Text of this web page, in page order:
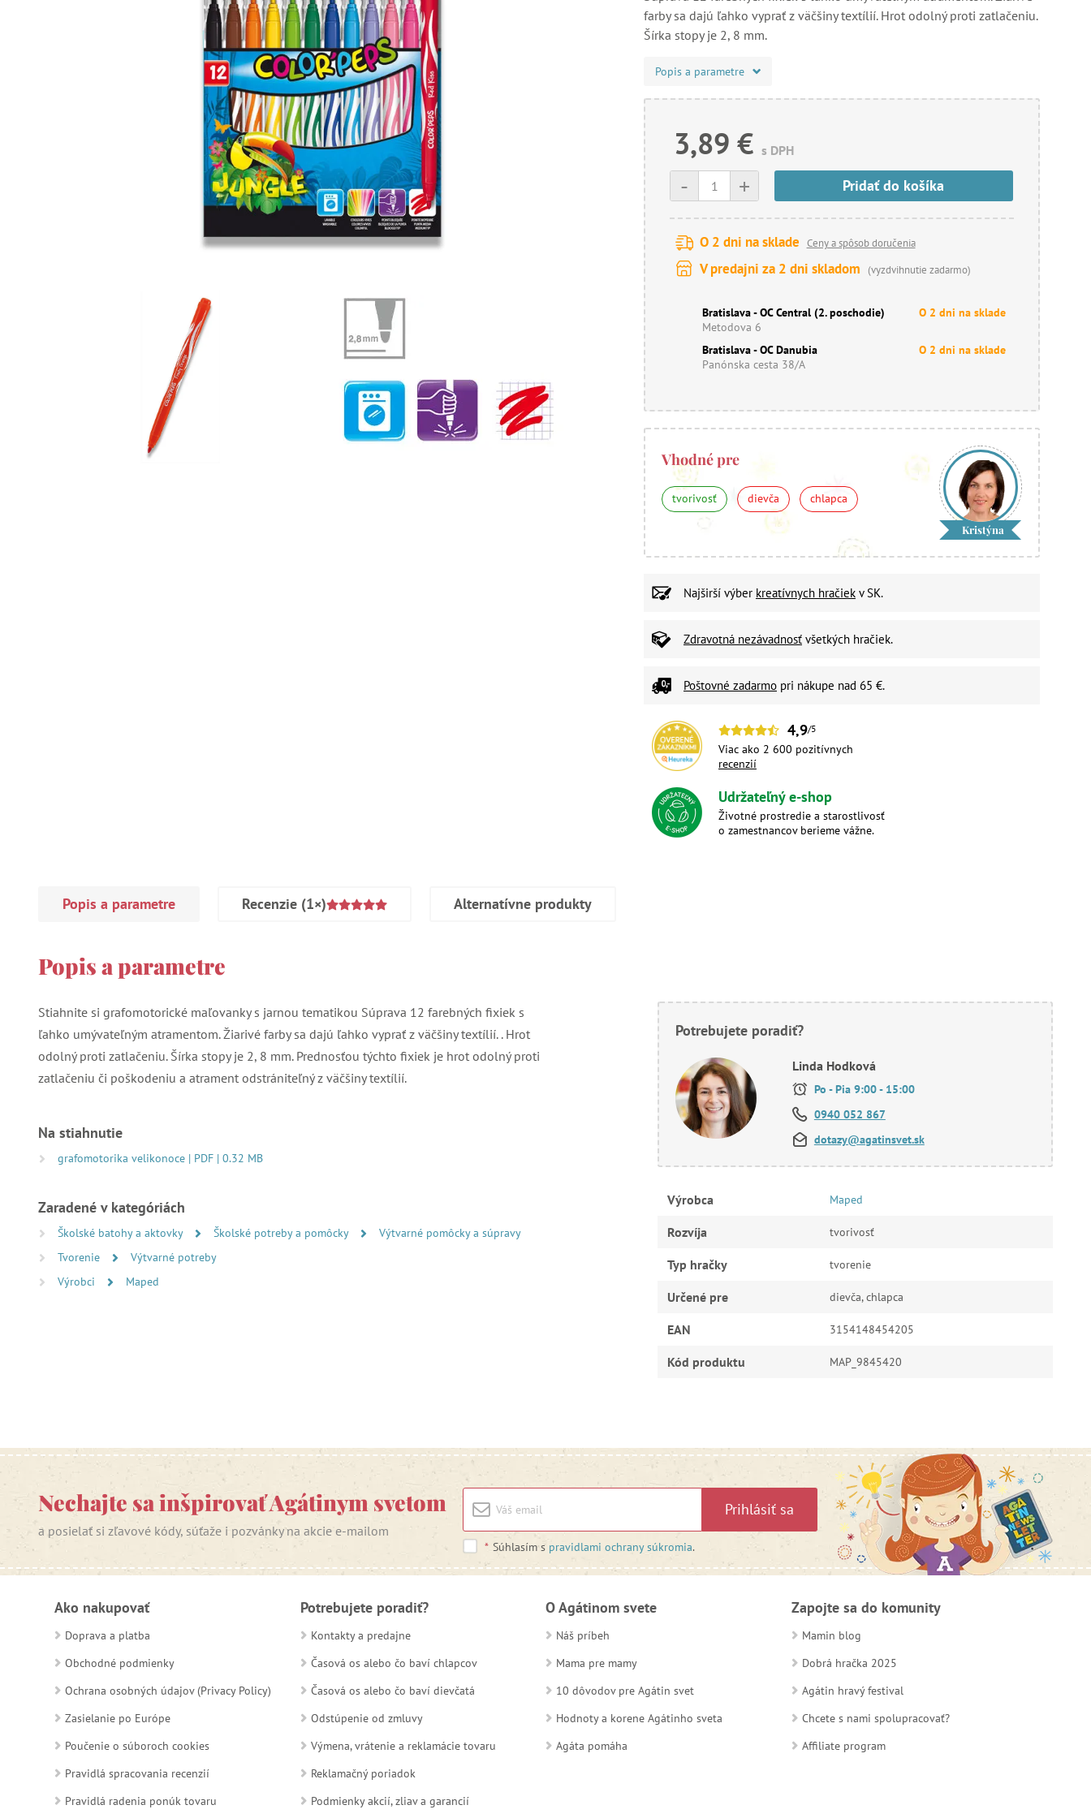
farby sa dajú ľahko vyprať z väčšiny textílií. Hrot odolný proti zatlačeniu.
Šírka stopy je 2, 8 mm.
Popis a parametre
3,89 € s DPH
+
- Pridať do košíka
O 2 dni na sklade Ceny a spôsob doručenia
V predajni za 2 dni skladom (vyzdvihnutie zadarmo)
Bratislava - OC Central (2. poschodie)
Metodova 6
O 2 dni na sklade
Bratislava - OC Danubia
Panónska cesta 38/A
O 2 dni na sklade
Vhodné pre
tvorivosť dievča chlapca
Kristýna
Najširší výber kreatívnych hračiek v SK.
Zdravotná nezávadnosť všetkých hračiek.
Poštovné zadarmo pri nákupe nad 65 €.
4,9/5
Viac ako 2 600 pozitívnych
recenzií
Udržateľný e-shop
Životné prostredie a starostlivosť
o zamestnancov berieme vážne.
Popis a parametre Recenzie (1×) Alternatívne produkty
Popis a parametre
Stiahnite si grafomotorické maľovanky s jarnou tematikou Súprava 12 farebných fixiek s
ľahko umývateľným atramentom. Žiarivé farby sa dajú ľahko vyprať z väčšiny textílií. . Hrot
odolný proti zatlačeniu. Šírka stopy je 2, 8 mm. Prednosťou týchto fixiek je hrot odolný proti
zatlačeniu či poškodeniu a atrament odstrániteľný z väčšiny textílií.
Na stiahnutie
grafomotorika velikonoce | PDF | 0.32 MB
Zaradené v kategóriách
Školské batohy a aktovky Školské potreby a pomôcky
Výtvarné pomôcky a súpravy
Tvorenie
Výtvarné potreby
Výrobci
Maped
Potrebujete poradiť?
Linda Hodková
Po - Pia 9:00 - 15:00
0940 052 867
dotazy@agatinsvet.sk
Výrobca Maped
Rozvíja tvorivosť
Typ hračky tvorenie
Určené pre dievča, chlapca
EAN 3154148454205
Kód produktu MAP_9845420
Nechajte sa inšpirovať Agátinym svetom
a posielať si zľavové kódy, súťaže i pozvánky na akcie e-mailom
Prihlásiť sa
* Súhlasím s pravidlami ochrany súkromia.
Ako nakupovať
Doprava a platba
Obchodné podmienky
Ochrana osobných údajov (Privacy Policy)
Zasielanie po Európe
Poučenie o súboroch cookies
Pravidlá spracovania recenzií
Pravidlá radenia ponúk tovaru
Potrebujete poradiť?
Kontakty a predajne
Časová os alebo čo baví chlapcov
Časová os alebo čo baví dievčatá
Odstúpenie od zmluvy
Výmena, vrátenie a reklamácie tovaru
Reklamačný poriadok
Podmienky akcií, zliav a garancií
O Agátinom svete
Náš príbeh
Mama pre mamy
10 dôvodov pre Agátin svet
Hodnoty a korene Agátinho sveta
Agáta pomáha
Zapojte sa do komunity
Mamin blog
Dobrá hračka 2025
Agátin hravý festival
Chcete s nami spolupracovať?
Affiliate program